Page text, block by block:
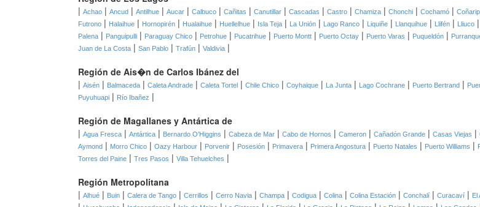
| Achao | Ancud | Antilhue | Aucar | Calbuco | Cañitas | Canutillar | Cascadas | Castro | Chamiza | Chonchi | Cochamó |
Futrono | Halaihue | Hornopirén | Hualaihue | Huellelhue | Isla Teja | La Unión | Lago Ranco | Liquiñe | Llanquihue | Llifén | Lliuco |
Palena | Panguipulli | Paraguay Chico | Petrohue | Pucatrihue | Puerto Montt | Puerto Octay | Puerto Varas | Puqueldón |
Juan de La Costa | San Pablo | Trafún | Valdivia |
Región de Ais�n de Carlos Ibánez del
| Aisén | Balmaceda | Caleta Andrade | Caleta Tortel | Chile Chico | Coyhaique | La Junta | Lago Cochrane | Puerto Bertrand |
Puyuhuapi | Río Ibañez |
Región de Magallanes y Antártica de
| Agua Fresca | Antártica | Bernardo O'Higgins | Cabeza de Mar | Cabo de Hornos | Cameron | Cañadón Grande | Casas Viejas |
Aymond | Morro Chico | Oazy Harbour | Porvenir | Posesión | Primavera | Primera Angostura | Puerto Natales | Puerto Williams |
Torres del Paine | Tres Pasos | Villa Tehuelches |
Región Metropolitana
| Alhué | Buin | Calera de Tango | Cerrillos | Cerro Navia | Champa | Codigua | Colina | Colina Estación | Conchalí | Curacaví | El